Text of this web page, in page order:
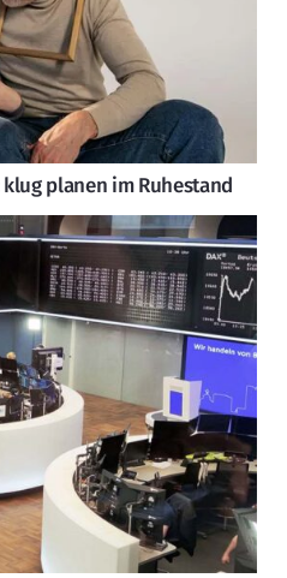
planen im Ruhestand